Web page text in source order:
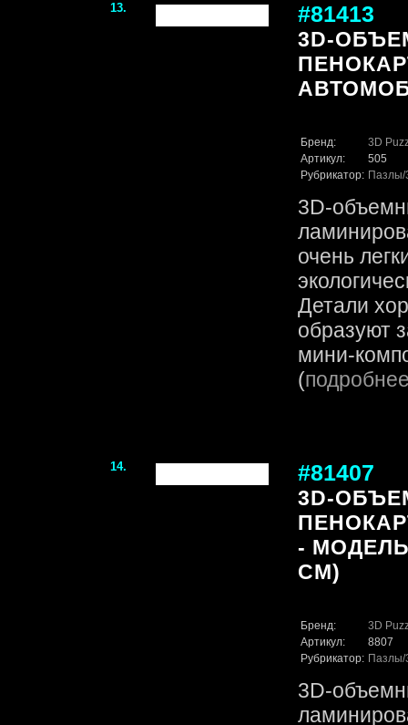
13. #81413
3D-
Бренд:
3D
Артикул:
505
Рубрикатор: Пазлы/
3D-
очень
Детали
образуют
мини-
(
14. #81407
3D-
- МОДЕЛЬ
CM)
Бренд:
3D
Артикул:
8807
Рубрикатор: Пазлы/
3D-